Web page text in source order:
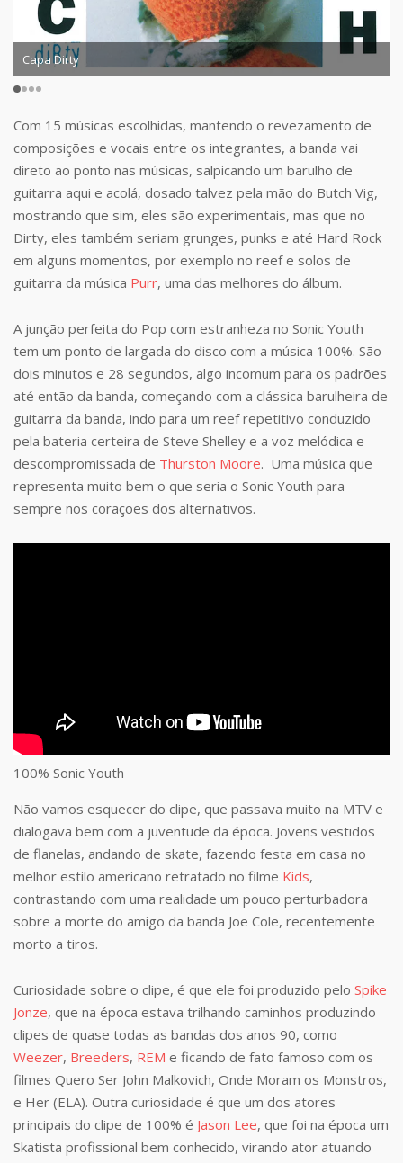
Capa Dirty
Com 15 músicas escolhidas, mantendo o revezamento de
composições e vocais entre os integrantes, a banda vai
direto ao ponto nas músicas, salpicando um barulho de
guitarra aqui e acolá, dosado talvez pela mão do Butch Vig,
mostrando que sim, eles são experimentais, mas que no
Dirty, eles também seriam grunges, punks e até Hard Rock
em alguns momentos, por exemplo no reef e solos de
guitarra da música Purr, uma das melhores do álbum.
A junção perfeita do Pop com estranheza no Sonic Youth
tem um ponto de largada do disco com a música 100%. São
dois minutos e 28 segundos, algo incomum para os padrões
até então da banda, começando com a clássica barulheira de
guitarra da banda, indo para um reef repetitivo conduzido
pela bateria certeira de Steve Shelley e a voz melódica e
descompromissada de Thurston Moore. Uma música que
representa muito bem o que seria o Sonic Youth para
sempre nos corações dos alternativos.
100% Sonic Youth
Não vamos esquecer do clipe, que passava muito na MTV e
dialogava bem com a juventude da época. Jovens vestidos
de flanelas, andando de skate, fazendo festa em casa no
melhor estilo americano retratado no filme Kids,
contrastando com uma realidade um pouco perturbadora
sobre a morte do amigo da banda Joe Cole, recentemente
morto a tiros.
Curiosidade sobre o clipe, é que ele foi produzido pelo Spike
Jonze, que na época estava trilhando caminhos produzindo
clipes de quase todas as bandas dos anos 90, como
Weezer, Breeders, REM e ficando de fato famoso com os
filmes Quero Ser John Malkovich, Onde Moram os Monstros,
e Her (ELA). Outra curiosidade é que um dos atores
principais do clipe de 100% é Jason Lee, que foi na época um
Skatista profissional bem conhecido, virando ator atuando